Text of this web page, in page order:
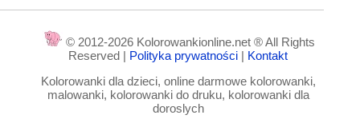
© 2012-2026 Kolorowankionline.net ® All Rights
Reserved | Polityka prywatności | Kontakt
Kolorowanki dla dzieci, online darmowe kolorowanki,
malowanki, kolorowanki do druku, kolorowanki dla
doroslych